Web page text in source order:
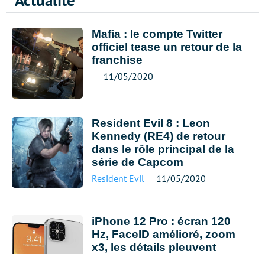
Mafia : le compte Twitter
officiel tease un retour de la
franchise
11/05/2020
Resident Evil 8 : Leon
Kennedy (RE4) de retour
dans le rôle principal de la
série de Capcom
Resident Evil 11/05/2020
iPhone 12 Pro : écran 120
Hz, FaceID amélioré, zoom
x3, les détails pleuvent